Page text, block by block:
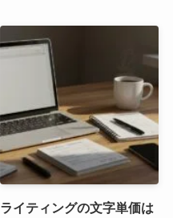
ライティングの文字単価は